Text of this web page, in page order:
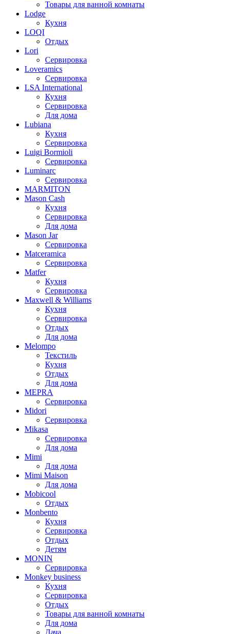
Товары для ванной комнаты
Lodge
Кухня
LOQI
Отдых
Lori
Сервировка
Loveramics
Сервировка
LSA International
Кухня
Сервировка
Для дома
Lubiana
Кухня
Сервировка
Luigi Bormioli
Сервировка
Luminarc
Сервировка
MARMITON
Mason Cash
Кухня
Сервировка
Для дома
Mason Jar
Сервировка
Matceramica
Сервировка
Matfer
Кухня
Сервировка
Maxwell & Williams
Кухня
Сервировка
Отдых
Для дома
Melompo
Текстиль
Кухня
Отдых
Для дома
MEPRA
Сервировка
Midori
Сервировка
Mikasa
Сервировка
Для дома
Mimi
Для дома
Mimi Maison
Для дома
Mobicool
Отдых
Monbento
Кухня
Сервировка
Отдых
Детям
MONIN
Сервировка
Monkey business
Кухня
Сервировка
Отдых
Товары для ванной комнаты
Для дома